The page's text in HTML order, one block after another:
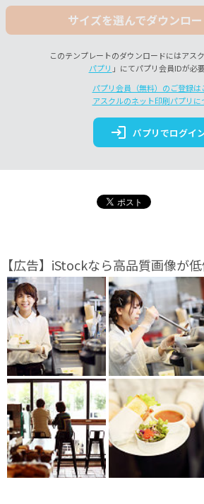
サイズを選んでダウンロ
このテンプレートのダウンロードにはアス
パプリ 」にてパプリ会員IDが必要
パプリ会員（無料）のご登録は
アスクルのネット印刷パプリに
login パプリでログイ
【広告】iStockなら高品質画像が